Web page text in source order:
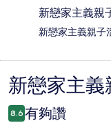
新戀家主義親
新戀家主義親子
評
論
新戀家主
8.6 有夠讚